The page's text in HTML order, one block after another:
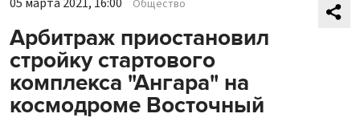
Общество
Арбитраж приостановил
стройку стартового
комплекса "Ангара" на
космодроме Восточный